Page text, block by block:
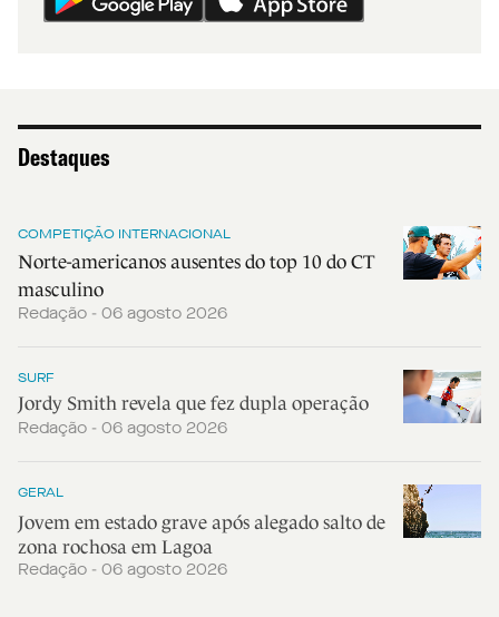
Destaques
COMPETIÇÃO INTERNACIONAL
Norte-americanos ausentes do top 10 do CT
masculino
Redação - 06 agosto 2026
SURF
Jordy Smith revela que fez dupla operação
Redação - 06 agosto 2026
GERAL
Jovem em estado grave após alegado salto de
zona rochosa em Lagoa
Redação - 06 agosto 2026